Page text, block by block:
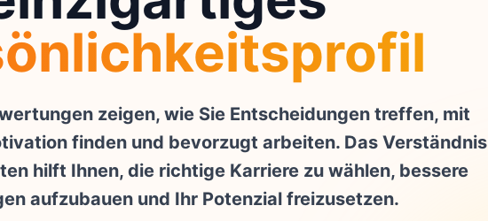
zeigen, wie Sie Entscheidungen treffen, mit
finden und bevorzugt arbeiten. Das Verständnis
hilft Ihnen, die richtige Karriere zu wählen, bessere
aufzubauen und Ihr Potenzial freizusetzen.